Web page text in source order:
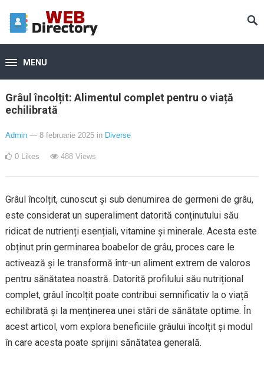
MENU
Grâul încolțit: Alimentul complet pentru o viață
echilibrată
Admin — 8 februarie 2025 in Diverse
0 Likes 488Views
Grâul încolțit, cunoscut și sub denumirea de germeni de grâu,
este considerat un superaliment datorită conținutului său
ridicat de nutrienți esențiali, vitamine și minerale. Acesta este
obținut prin germinarea boabelor de grâu, proces care le
activează și le transformă într-un aliment extrem de valoros
pentru sănătatea noastră. Datorită profilului său nutrițional
complet, grâul încolțit poate contribui semnificativ la o viață
echilibrată și la menținerea unei stări de sănătate optime. În
acest articol, vom explora beneficiile grâului încolțit și modul
în care acesta poate sprijini sănătatea generală.